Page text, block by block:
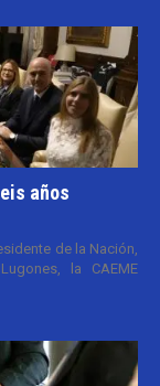
años
de la Nación,
la CAEME